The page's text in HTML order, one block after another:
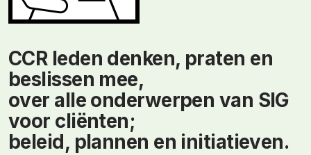
CCR leden denken, praten en
beslissen mee,
over alle onderwerpen van SIG
voor cliënten;
beleid, plannen en initiatieven.